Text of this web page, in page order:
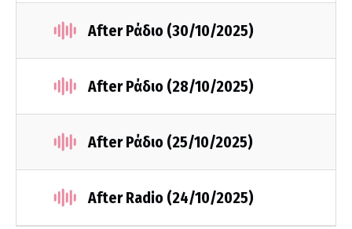
After Ράδιο (30/10/2025)
After Ράδιο (28/10/2025)
After Ράδιο (25/10/2025)
After Radio (24/10/2025)